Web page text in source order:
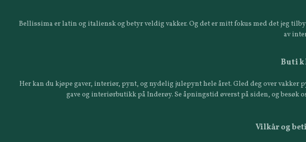
Bellissima er latin og italiensk og betyr veldig vakker. Og det er mitt fokus med det jeg
av
Her kan du kjøpe gaver, interiør, pynt, og nydelig julepynt hele året. Gled deg over
gave og interiørbutikk på Inderøy. Se åpningstid øverst på siden, og besøk
Vilkår og